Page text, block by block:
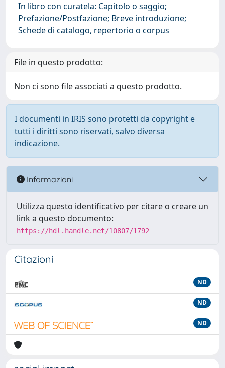
In libro con curatela: Capitolo o saggio;
Prefazione/Postfazione; Breve introduzione;
Schede di catalogo, repertorio o corpus
File in questo prodotto:
Non ci sono file associati a questo prodotto.
I documenti in IRIS sono protetti da copyright e
tutti i diritti sono riservati, salvo diversa
indicazione.
Informazioni
Utilizza questo identificativo per citare o creare un
link a questo documento:
https://hdl.handle.net/10807/1792
Citazioni
ND
ND
ND